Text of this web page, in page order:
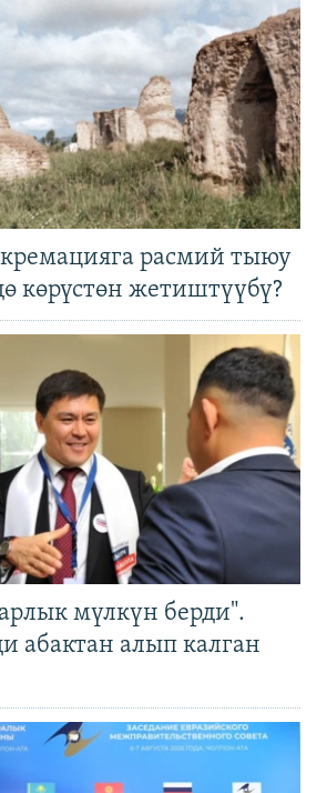
расмий тыюу
көрүстөн жетиштүүбү?
мүлкүн берди".
абактан алып калган